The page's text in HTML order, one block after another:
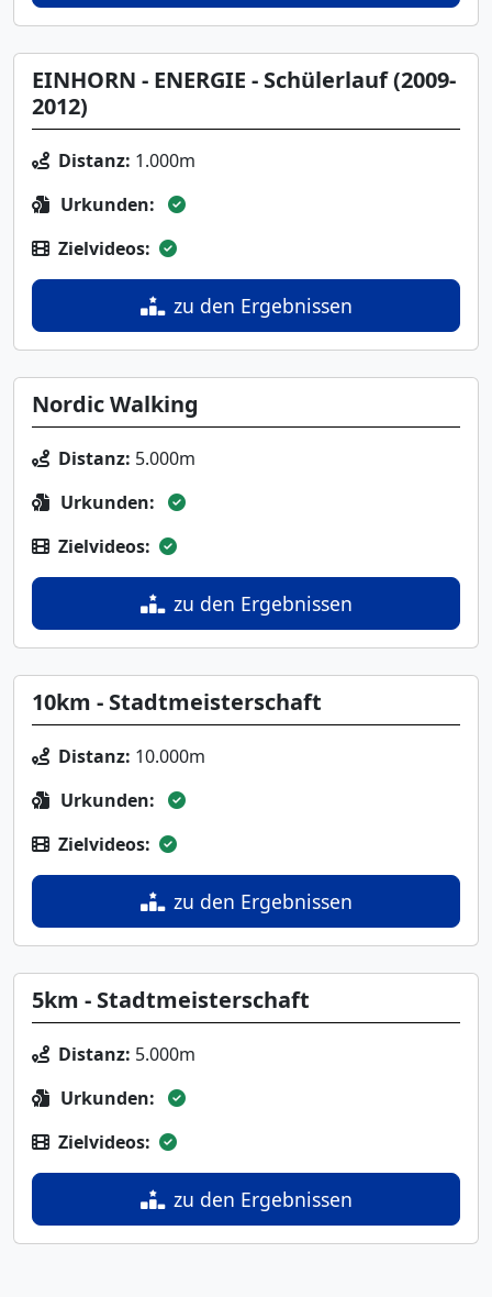
EINHORN - ENERGIE - Schülerlauf (2009-
2012)
Distanz: 1.000m
Urkunden:
Zielvideos:
zu den Ergebnissen
Nordic Walking
Distanz: 5.000m
Urkunden:
Zielvideos:
zu den Ergebnissen
10km - Stadtmeisterschaft
Distanz: 10.000m
Urkunden:
Zielvideos:
zu den Ergebnissen
5km - Stadtmeisterschaft
Distanz: 5.000m
Urkunden:
Zielvideos:
zu den Ergebnissen